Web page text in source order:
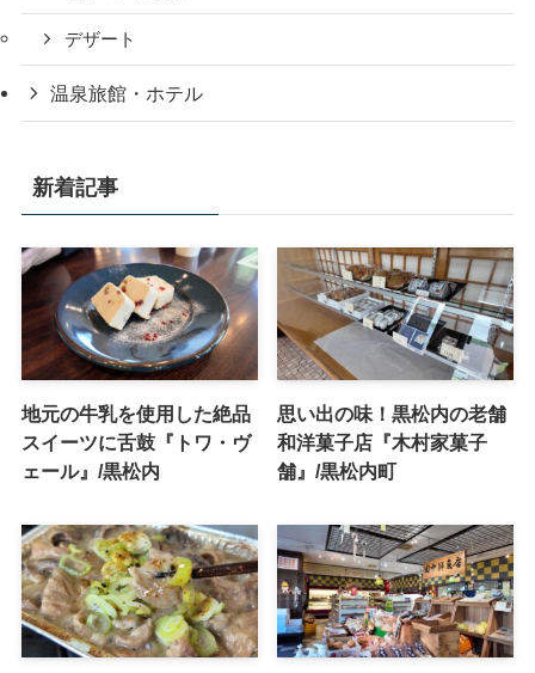
デザート
温泉旅館・ホテル
新着記事
地元の牛乳を使用した絶品
スイーツに舌鼓『トワ・ヴ
ェール』/黒松内
思い出の味！黒松内の老舗
和洋菓子店『木村家菓子
舗』/黒松内町